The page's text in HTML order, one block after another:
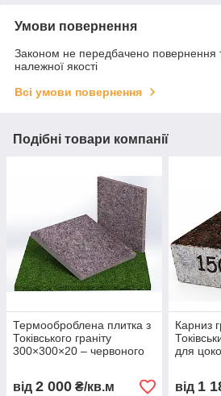
Умови повернення
Законом не передбачено повернення
належної якості
Всі умови повернення
Подібні товари компанії
Термооброблена плитка з
Токівського граніту
300×300×20 – червоного
від 2 000 ₴/кв.м
Карниз
для
від 1